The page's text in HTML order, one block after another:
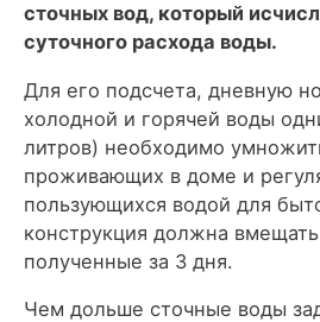
сточных вод, который
суточного расхода воды.
Для его подсчета, дневную
холодной и горячей воды
литров) необходимо
проживающих в доме и
пользующихся водой для
конструкция должна
полученные за 3 дня.
Чем дольше сточные воды